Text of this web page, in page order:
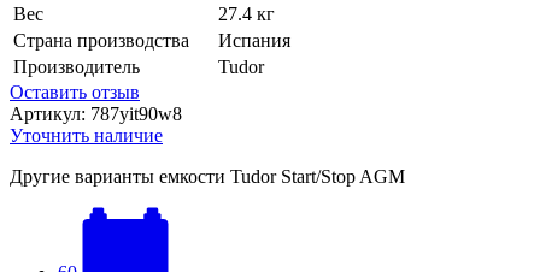
Вес
27.4 кг
Страна производства
Испания
Производитель
Tudor
Оставить отзыв
Артикул: 787yit90w8
Уточнить наличие
Другие варианты емкости Tudor Start/Stop AGM